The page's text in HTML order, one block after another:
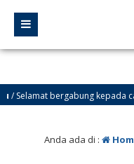
bergabung kepada calon
Anda ada di :